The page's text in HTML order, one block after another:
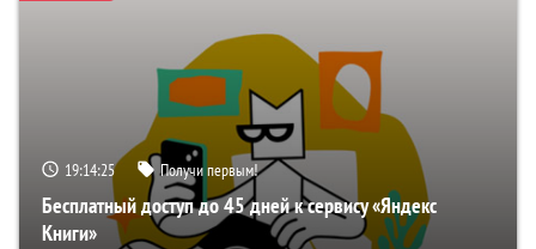
19:14:24 Получи первым!
Бесплатный доступ до 45 дней к сервису «Яндекс
Книги»